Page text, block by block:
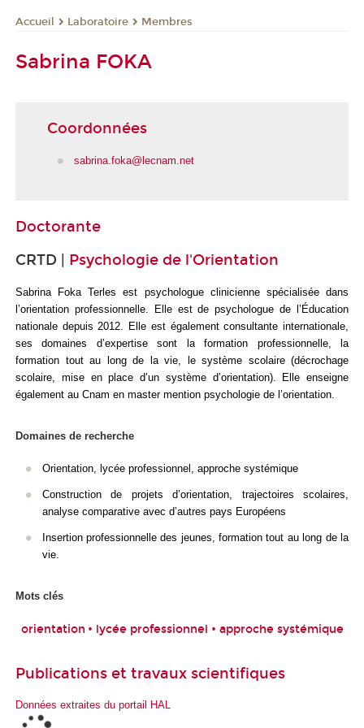
Accueil Laboratoire Membres
Sabrina FOKA
Coordonnées
sabrina.foka@lecnam.net
Doctorante
CRTD | Psychologie de l'Orientation
Sabrina Foka Terles est psychologue clinicienne spécialisée dans
l’orientation professionnelle. Elle est de psychologue de l’Éducation
nationale depuis 2012. Elle est également consultante internationale,
ses domaines d’expertise sont la formation professionnelle, la
formation tout au long de la vie, le système scolaire (décrochage
scolaire, mise en place d’un système d’orientation). Elle enseigne
également au Cnam en master mention psychologie de l’orientation.
Domaines de recherche
Orientation, lycée professionnel, approche systémique
Construction de projets d’orientation, trajectoires scolaires,
analyse comparative avec d’autres pays Européens
Insertion professionnelle des jeunes, formation tout au long de la
vie.
Mots clés
orientation • lycée professionnel • approche systémique
Publications et travaux scientifiques
Données extraites du portail HAL